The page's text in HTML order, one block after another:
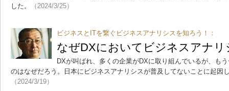
した。
（2024/3/25）
ビジネスとITを繋ぐビジネスアナリシスを知ろう！：
なぜDXにおいてビジネスアナ
DXが叫ばれ、多くの企業がDXに取り組んでいるが、も
のはなぜだろう。日本にビジネスアナリシスが普及してないことに起因
（2024/3/19）